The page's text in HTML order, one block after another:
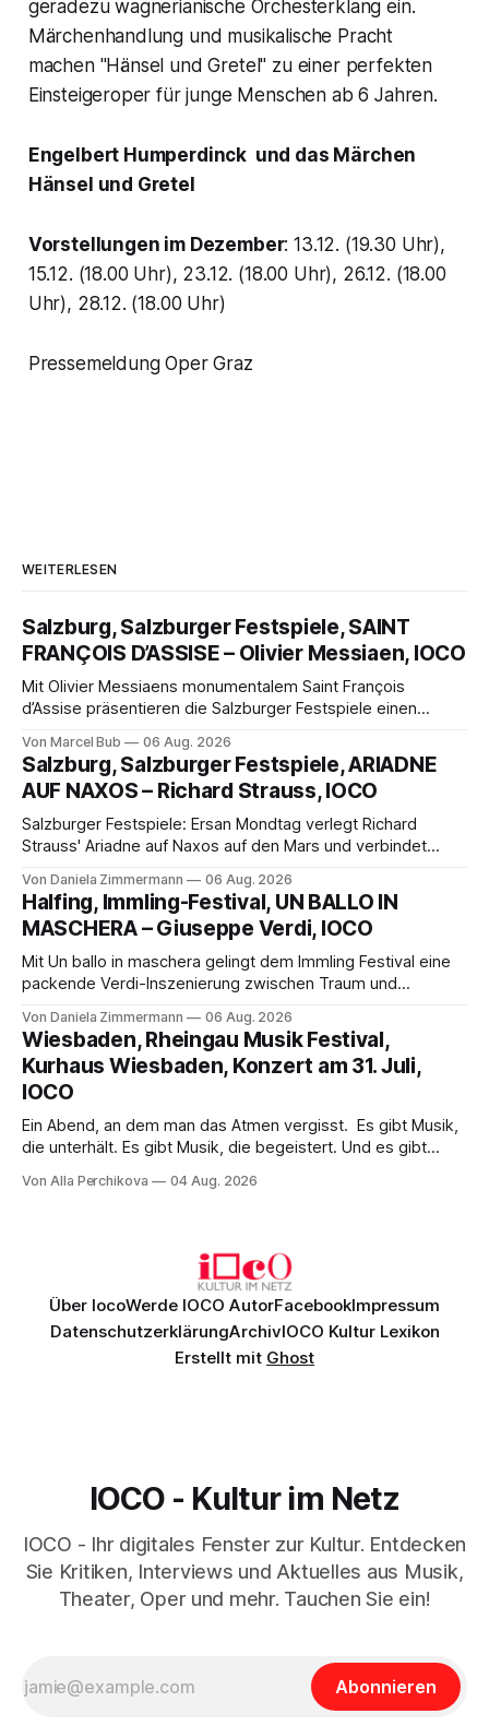
geradezu wagnerianische Orchesterklang ein.
Märchenhandlung und musikalische Pracht
machen "Hänsel und Gretel" zu einer perfekten
Einsteigeroper für junge Menschen ab 6 Jahren.
Engelbert Humperdinck und das Märchen
Hänsel und Gretel
Vorstellungen im Dezember: 13.12. (19.30 Uhr),
15.12. (18.00 Uhr), 23.12. (18.00 Uhr), 26.12. (18.00
Uhr), 28.12. (18.00 Uhr)
Pressemeldung Oper Graz
WEITERLESEN
Salzburg, Salzburger Festspiele, SAINT
FRANÇOIS D’ASSISE – Olivier Messiaen, IOCO
Mit Olivier Messiaens monumentalem Saint François
d’Assise präsentieren die Salzburger Festspiele einen
eine bildgewaltige Inszenierung, Maxime Pascal entfaltet
die komplexe Partitur eindrucksvoll, Philippe Sly berührt als
Franziskus.
Von Marcel Bub 06 Aug. 2026
Salzburg, Salzburger Festspiele, ARIADNE
AUF NAXOS – Richard Strauss, IOCO
Salzburger Festspiele: Ersan Mondtag verlegt Richard
Strauss' Ariadne auf Naxos auf den Mars und verbindet
Aufführung mit starken Solisten und den Wiener
Philharmonikern, szenisch bleibt der zweite Akt jedoch
hinter den Erwartungen zurück.
Von Daniela Zimmermann 06 Aug. 2026
Halfing, Immling-Festival, UN BALLO IN
MASCHERA – Giuseppe Verdi, IOCO
Mit Un ballo in maschera gelingt dem Immling Festival eine
packende Verdi-Inszenierung zwischen Traum und
psychologische Tiefe mit starken Bildern, getragen von
einem spielfreudigen Ensemble und einer musikalisch
überzeugenden Gesamtleistung.
Von Daniela Zimmermann 06 Aug. 2026
Wiesbaden, Rheingau Musik Festival,
Kurhaus Wiesbaden, Konzert am 31. Juli,
IOCO
Ein Abend, an dem man das Atmen vergisst. Es gibt Musik,
die unterhält. Es gibt Musik, die begeistert. Und es gibt
Genau so war der Abend im Kurhaus Wiesbaden, an dem
Von Alla Perchikova 04 Aug. 2026
Über IocoWerde IOCO AutorFacebookImpressum
DatenschutzerklärungArchivIOCO Kultur Lexikon
Erstellt mit Ghost
IOCO - Kultur im Netz
IOCO - Ihr digitales Fenster zur Kultur. Entdecken
Sie Kritiken, Interviews und Aktuelles aus Musik,
Theater, Oper und mehr. Tauchen Sie ein!
Abonnieren